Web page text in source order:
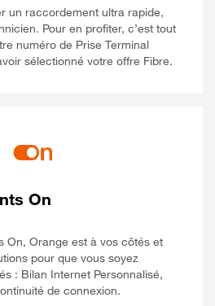
un raccordement ultra rapide,
Pour en profiter, c’est tout
numéro de Prise Terminal
sélectionné votre offre Fibre.
On
On, Orange est à vos côtés et
pour que vous soyez
: Bilan Internet Personnalisé,
de connexion.